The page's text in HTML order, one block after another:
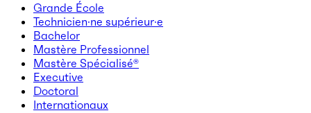
Grande École
Technicien·ne supérieur·e
Bachelor
Mastère Professionnel
Mastère Spécialisé®
Executive
Doctoral
Internationaux